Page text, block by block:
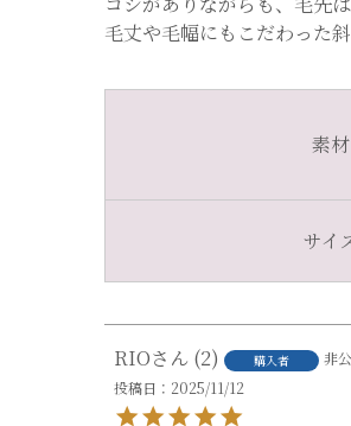
毛丈や毛幅にもこだわった
素材
サイ
RIO 2 購入者
非
投稿日
2025/11/12